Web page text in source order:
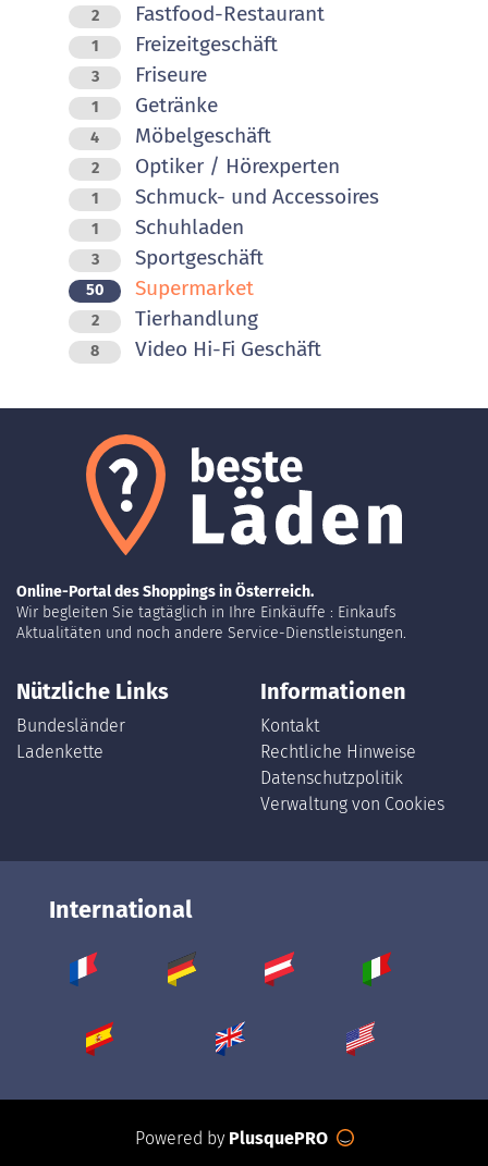
2 Fastfood-Restaurant
1 Freizeitgeschäft
3 Friseure
1 Getränke
4 Möbelgeschäft
2 Optiker / Hörexperten
1 Schmuck- und Accessoires
1 Schuhladen
3 Sportgeschäft
50 Supermarket
2 Tierhandlung
8 Video Hi-Fi Geschäft
Online-Portal des Shoppings in Österreich.
Wir begleiten Sie tagtäglich in Ihre Einkäuffe : Einkaufs
Aktualitäten und noch andere Service-Dienstleistungen.
Nützliche Links
Bundesländer
Ladenkette
Informationen
Kontakt
Rechtliche Hinweise
Datenschutzpolitik
Verwaltung von Cookies
International
Powered by PlusquePRO